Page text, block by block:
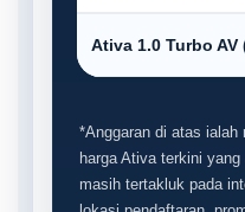
Ativa 1.0 Turbo AV
*Anggaran di atas ialah
harga Ativa terkini
masih tertakluk pada